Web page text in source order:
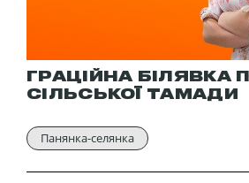
ГРАЦІЙНА БІЛЯВКА
СІЛЬСЬКОЇ ТАМАДИ
Панянка-селянка